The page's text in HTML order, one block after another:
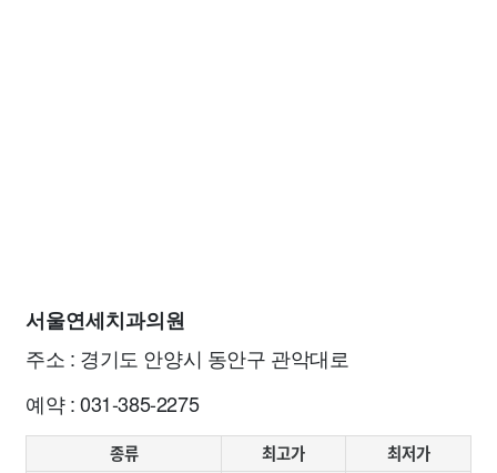
서울연세치과의원
주소 : 경기도 안양시 동안구 관악대로
예약 : 031-385-2275
종류 최고가
최저가